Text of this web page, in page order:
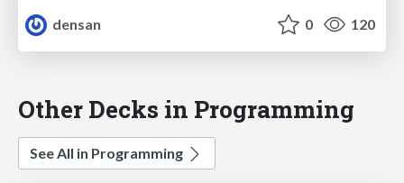
densan
0 120
Other Decks in Programming
See All in Programming